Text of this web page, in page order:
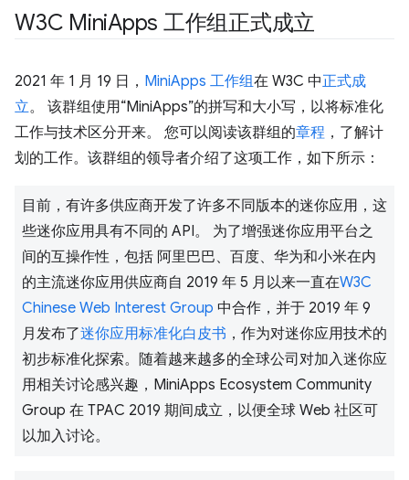
W3C MiniApps 工作组正式成立
2021 年 1 月 19 日， MiniApps 工作组在 W3C 中正式成
立。 该群组使用“MiniApps”的拼写和大小写，以将标准化
工作与技术区分开来。 您可以阅读该群组的章程 ，了解计
划的工作。该群组的领导者介绍了这项工作，如下所示：
目前，有许多供应商开发了许多不同版本的迷你应用，这
些迷你应用具有不同的 API。 为了增强迷你应用平台之
间的互操作性，包括 阿里巴巴、百度、华为和小米在内
的主流迷你应用供应商自 2019 年 5 月以来一直在W3C
Chinese Web Interest Group 中合作，并于 2019 年 9
月发布了迷你应用标准化白皮书 ，作为对迷你应用技术的
初步标准化探索。随着越来越多的全球公司对加入迷你应
用相关讨论感兴趣，MiniApps Ecosystem Community
Group 在 TPAC 2019 期间成立，以便全球 Web 社区可
以加入讨论。